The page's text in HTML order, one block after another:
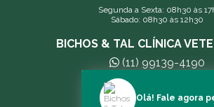
Segunda a Sexta: 08h30 às
Sábado: 08h30 às 12h30
BICHOS & TAL CLÍNICA
(11) 99139-4190
Olá! Fale agora